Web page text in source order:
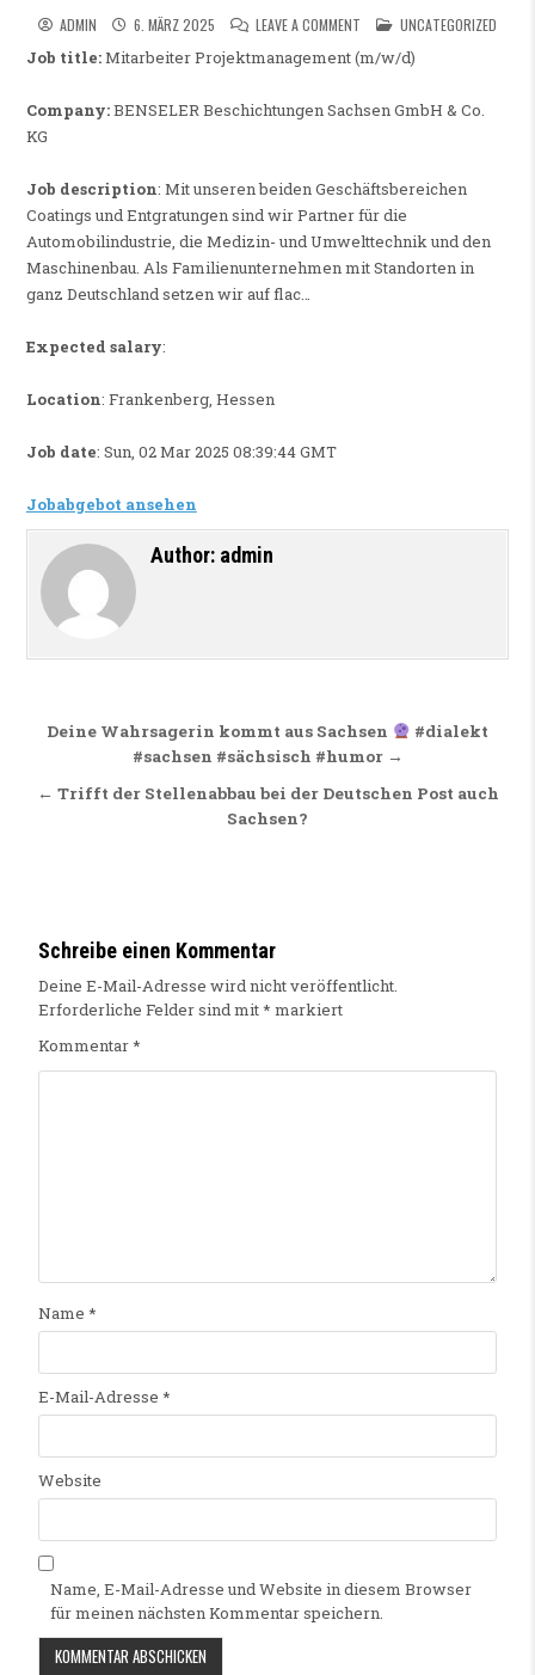
ADMIN 6. MÄRZ 2025 LEAVE A COMMENT ON MITARBEITER
POSTED IN
UNCATEGORIZED
Job title:Mitarbeiter Projektmanagement (m/w/d)
Company:BENSELER Beschichtungen Sachsen GmbH & Co.
KG
Job description: Mit unseren beiden Geschäftsbereichen
Coatings und Entgratungen sind wir Partner für die
Automobilindustrie, die Medizin- und Umwelttechnik und den
Maschinenbau. Als Familienunternehmen mit Standorten in
ganz Deutschland setzen wir auf flac…
Expected salary:
Location: Frankenberg, Hessen
Job date: Sun, 02 Mar 2025 08:39:44 GMT
Jobabgebot ansehen
Author: admin
Beitragsnavigation
Deine Wahrsagerin kommt aus Sachsen
#dialekt
#sachsen #sächsisch #humor →
← Trifft der Stellenabbau bei der Deutschen Post auch
Sachsen?
Schreibe einen Kommentar
Deine E-Mail-Adresse wird nicht veröffentlicht.
Erforderliche Felder sind mit* markiert
Kommentar*
Name *
E-Mail-Adresse *
Website
Name, E-Mail-Adresse und Website in diesem Browser
für meinen nächsten Kommentar speichern.